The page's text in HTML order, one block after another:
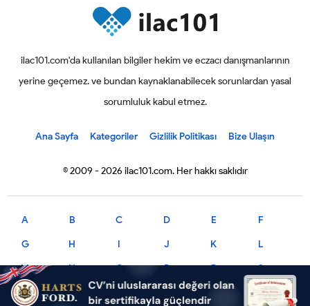
ilac101.com'da kullanılan bilgiler hekim ve eczacı danışmanlarının
yerine geçemez. ve bundan kaynaklanabilecek sorunlardan yasal
sorumluluk kabul etmez.
Ana Sayfa Kategoriler Gizlilik Politikası Bize Ulaşın
© 2009 - 2026 ilac101.com. Her hakkı saklıdır
A B C D E F
G H I J K L
M N O P R S
T U X Y Z